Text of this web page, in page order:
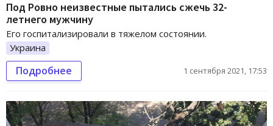
Под Ровно неизвестные пытались сжечь 32-
летнего мужчину
Его госпитализировали в тяжелом состоянии.
Украина
Подробнее 1 сентября 2021, 17:53